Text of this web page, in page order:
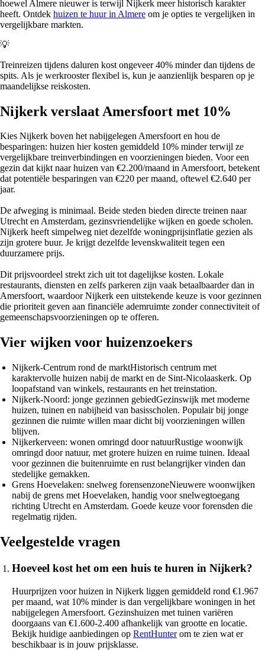
hoewel Almere nieuwer is terwijl Nijkerk meer historisch karakter
heeft. Ontdek huizen te huur in Almere om je opties te vergelijken in
vergelijkbare markten.
💡
Treinreizen tijdens daluren kost ongeveer 40% minder dan tijdens de
spits. Als je werkrooster flexibel is, kun je aanzienlijk besparen op je
maandelijkse reiskosten.
Nijkerk verslaat Amersfoort met 10%
Kies Nijkerk boven het nabijgelegen Amersfoort en hou de
besparingen: huizen hier kosten gemiddeld 10% minder terwijl ze
vergelijkbare treinverbindingen en voorzieningen bieden. Voor een
gezin dat kijkt naar huizen van €2.200/maand in Amersfoort, betekent
dat potentiële besparingen van €220 per maand, oftewel €2.640 per
jaar.
De afweging is minimaal. Beide steden bieden directe treinen naar
Utrecht en Amsterdam, gezinsvriendelijke wijken en goede scholen.
Nijkerk heeft simpelweg niet dezelfde woningprijsinflatie gezien als
zijn grotere buur. Je krijgt dezelfde levenskwaliteit tegen een
duurzamere prijs.
Dit prijsvoordeel strekt zich uit tot dagelijkse kosten. Lokale
restaurants, diensten en zelfs parkeren zijn vaak betaalbaarder dan in
Amersfoort, waardoor Nijkerk een uitstekende keuze is voor gezinnen
die prioriteit geven aan financiële ademruimte zonder connectiviteit of
gemeenschapsvoorzieningen op te offeren.
Vier wijken voor huizenzoekers
Nijkerk-Centrum rond de marktHistorisch centrum met
karaktervolle huizen nabij de markt en de Sint-Nicolaaskerk. Op
loopafstand van winkels, restaurants en het treinstation.
Nijkerk-Noord: jonge gezinnen gebiedGezinswijk met moderne
huizen, tuinen en nabijheid van basisscholen. Populair bij jonge
gezinnen die ruimte willen maar dicht bij voorzieningen willen
blijven.
Nijkerkerveen: wonen omringd door natuurRustige woonwijk
omringd door natuur, met grotere huizen en ruime tuinen. Ideaal
voor gezinnen die buitenruimte en rust belangrijker vinden dan
stedelijke gemakken.
Grens Hoevelaken: snelweg forensenzoneNieuwere woonwijken
nabij de grens met Hoevelaken, handig voor snelwegtoegang
richting Utrecht en Amsterdam. Goede keuze voor forensden die
regelmatig rijden.
Veelgestelde vragen
Hoeveel kost het om een huis te huren in Nijkerk?
Huurprijzen voor huizen in Nijkerk liggen gemiddeld rond €1.967
per maand, wat 10% minder is dan vergelijkbare woningen in het
nabijgelegen Amersfoort. Gezinshuizen met tuinen variëren
doorgaans van €1.600-2.400 afhankelijk van grootte en locatie.
Bekijk huidige aanbiedingen op RentHunterom te zien wat er
beschikbaar is in jouw prijsklasse.